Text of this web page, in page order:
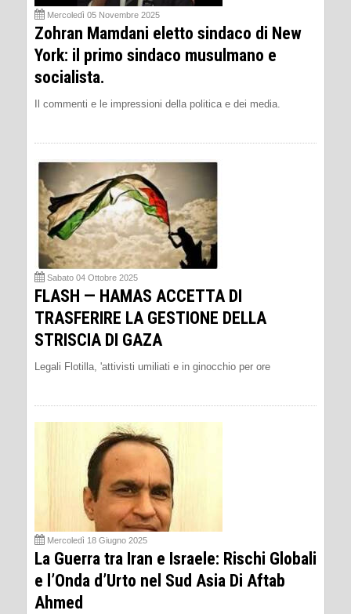
Mercoledì 05 Novembre 2025
Zohran Mamdani eletto sindaco di New
York: il primo sindaco musulmano e
socialista.
Il commenti e le impressioni della politica e dei media.
Sabato 04 Ottobre 2025
FLASH — HAMAS ACCETTA DI
TRASFERIRE LA GESTIONE DELLA
STRISCIA DI GAZA
Legali Flotilla, 'attivisti umiliati e in ginocchio per ore
Mercoledì 18 Giugno 2025
La Guerra tra Iran e Israele: Rischi Globali
e l’Onda d’Urto nel Sud Asia Di Aftab
Ahmed